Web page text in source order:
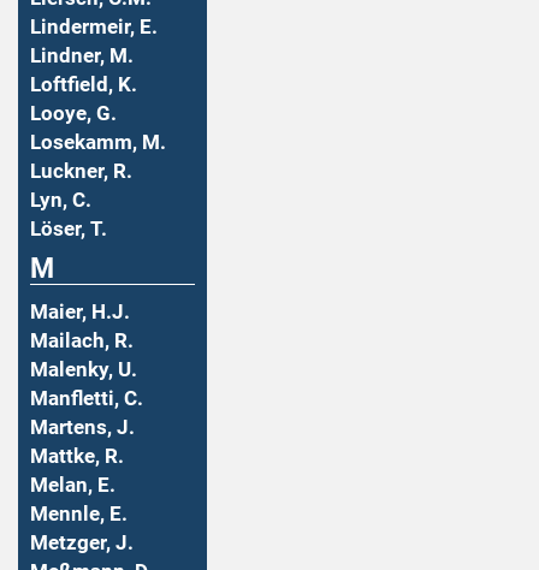
Lindermeir, E.
Lindner, M.
Loftfield, K.
Looye, G.
Losekamm, M.
Luckner, R.
Lyn, C.
Löser, T.
M
Maier, H.J.
Mailach, R.
Malenky, U.
Manfletti, C.
Martens, J.
Mattke, R.
Melan, E.
Mennle, E.
Metzger, J.